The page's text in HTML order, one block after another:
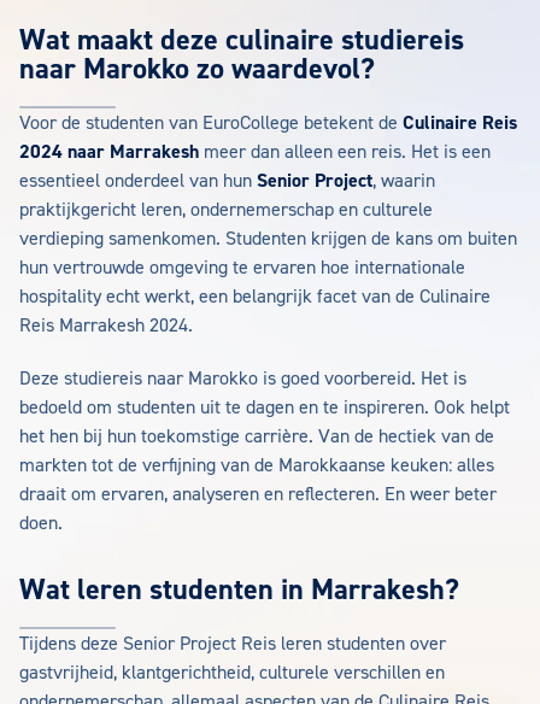
Wat maakt deze culinaire studiereis
naar Marokko zo waardevol?
Voor de studenten van EuroCollege betekent de Culinaire Reis
2024 naar Marrakesh meer dan alleen een reis. Het is een
essentieel onderdeel van hun Senior Project, waarin
praktijkgericht leren, ondernemerschap en culturele
verdieping samenkomen. Studenten krijgen de kans om buiten
hun vertrouwde omgeving te ervaren hoe internationale
hospitality echt werkt, een belangrijk facet van de Culinaire
Reis Marrakesh 2024.
Deze studiereis naar Marokko is goed voorbereid. Het is
bedoeld om studenten uit te dagen en te inspireren. Ook helpt
het hen bij hun toekomstige carrière. Van de hectiek van de
markten tot de verfijning van de Marokkaanse keuken: alles
draait om ervaren, analyseren en reflecteren. En weer beter
doen.
Wat leren studenten in Marrakesh?
Tijdens deze Senior Project Reis leren studenten over
gastvrijheid, klantgerichtheid, culturele verschillen en